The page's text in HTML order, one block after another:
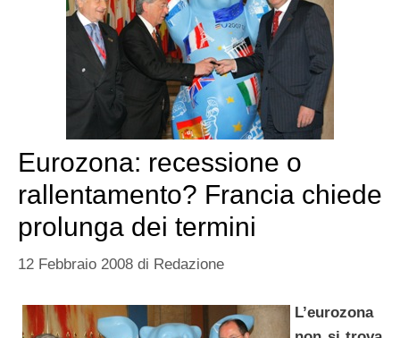
Eurozona: recessione o
rallentamento? Francia chiede
prolunga dei termini
12 Febbraio 2008 di Redazione
L’eurozona